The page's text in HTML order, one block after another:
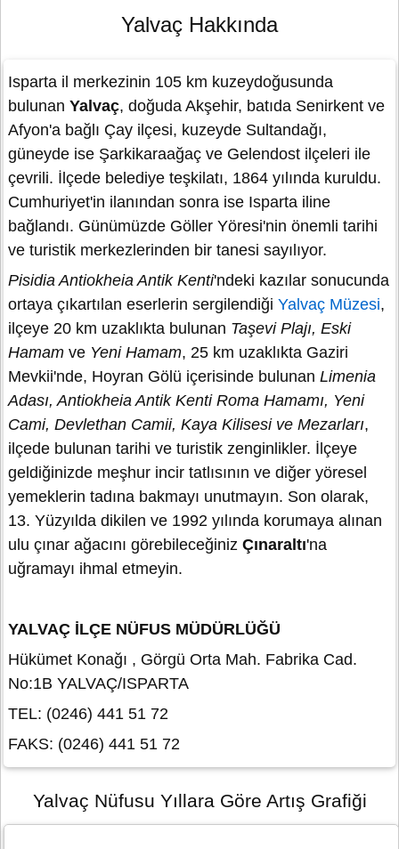
Yalvaç Hakkında
Isparta il merkezinin 105 km kuzeydoğusunda
bulunan Yalvaç, doğuda Akşehir, batıda Senirkent ve
Afyon'a bağlı Çay ilçesi, kuzeyde Sultandağı,
güneyde ise Şarkikaraağaç ve Gelendost ilçeleri ile
çevrili. İlçede belediye teşkilatı, 1864 yılında kuruldu.
Cumhuriyet'in ilanından sonra ise Isparta iline
bağlandı. Günümüzde Göller Yöresi'nin önemli tarihi
ve turistik merkezlerinden bir tanesi sayılıyor.
Pisidia Antiokheia Antik Kenti'ndeki kazılar sonucunda
ortaya çıkartılan eserlerin sergilendiği Yalvaç Müzesi,
ilçeye 20 km uzaklıkta bulunan Taşevi Plajı, Eski
Hamam ve Yeni Hamam, 25 km uzaklıkta Gaziri
Mevkii'nde, Hoyran Gölü içerisinde bulunan Limenia
Adası, Antiokheia Antik Kenti Roma Hamamı, Yeni
Cami, Devlethan Camii, Kaya Kilisesi ve Mezarları,
ilçede bulunan tarihi ve turistik zenginlikler. İlçeye
geldiğinizde meşhur incir tatlısının ve diğer yöresel
yemeklerin tadına bakmayı unutmayın. Son olarak,
13. Yüzyılda dikilen ve 1992 yılında korumaya alınan
ulu çınar ağacını görebileceğiniz Çınaraltı'na
uğramayı ihmal etmeyin.
YALVAÇ İLÇE NÜFUS MÜDÜRLÜĞÜ
Hükümet Konağı , Görgü Orta Mah. Fabrika Cad.
No:1B YALVAÇ/ISPARTA
TEL: (0246) 441 51 72
FAKS: (0246) 441 51 72
Yalvaç Nüfusu Yıllara Göre Artış Grafiği